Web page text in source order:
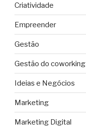
Criatividade
Empreender
Gestão
Gestão do coworking
Ideias e Negócios
Marketing
Marketing Digital